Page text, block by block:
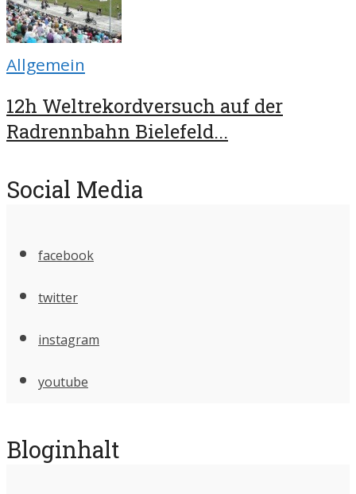
Allgemein
12h Weltrekordversuch auf der
Radrennbahn Bielefeld...
Social Media
facebook
twitter
instagram
youtube
Bloginhalt